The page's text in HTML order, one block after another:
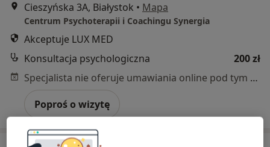
Cieszyńska 3A, Białystok • Mapa
Centrum Psychoterapii i Coachingu Synergia
Akceptuje LUX MED
Konsultacja psychologiczna
200 zł
Specjalista nie oferuje umawiania online pod tym adresem.
Poproś o wizytę